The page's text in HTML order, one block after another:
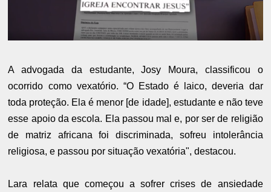
A advogada da estudante, Josy Moura, classificou o
ocorrido como vexatório. “O Estado é laico, deveria dar
toda proteção. Ela é menor [de idade], estudante e não teve
esse apoio da escola. Ela passou mal e, por ser de religião
de matriz africana foi discriminada, sofreu intolerância
religiosa, e passou por situação vexatória", destacou.
Lara relata que começou a sofrer crises de ansiedade